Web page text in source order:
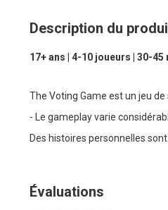
Description du
17+ ans | 4-10 joueurs | 30-45
The Voting Game est un jeu
- Le gameplay varie
Des histoires personnelles
Évaluations